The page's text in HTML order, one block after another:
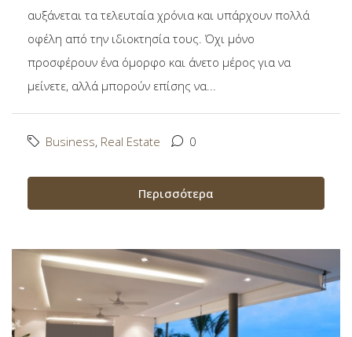
αυξάνεται τα τελευταία χρόνια και υπάρχουν πολλά
οφέλη από την ιδιοκτησία τους. Όχι μόνο
προσφέρουν ένα όμορφο και άνετο μέρος για να
μείνετε, αλλά μπορούν επίσης να...
Business, Real Estate 0
Περισσότερα